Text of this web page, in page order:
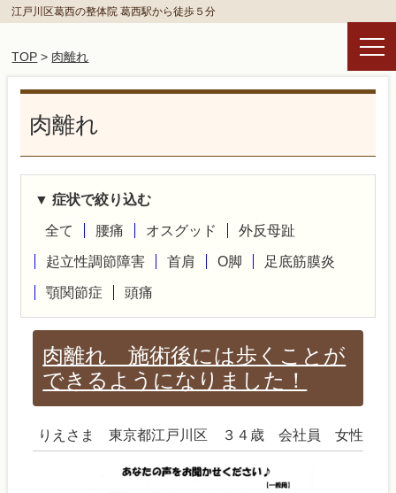
江戸川区葛西の整体院 葛西駅から徒歩５分
TOP > 肉離れ
肉離れ
▼ 症状で絞り込む
全て 腰痛 オスグッド 外反母趾
起立性調節障害 首肩 O脚 足底筋膜炎
顎関節症 頭痛
肉離れ 施術後には歩くことが
できるようになりました！
りえさま 東京都江戸川区 ３４歳 会社員 女性